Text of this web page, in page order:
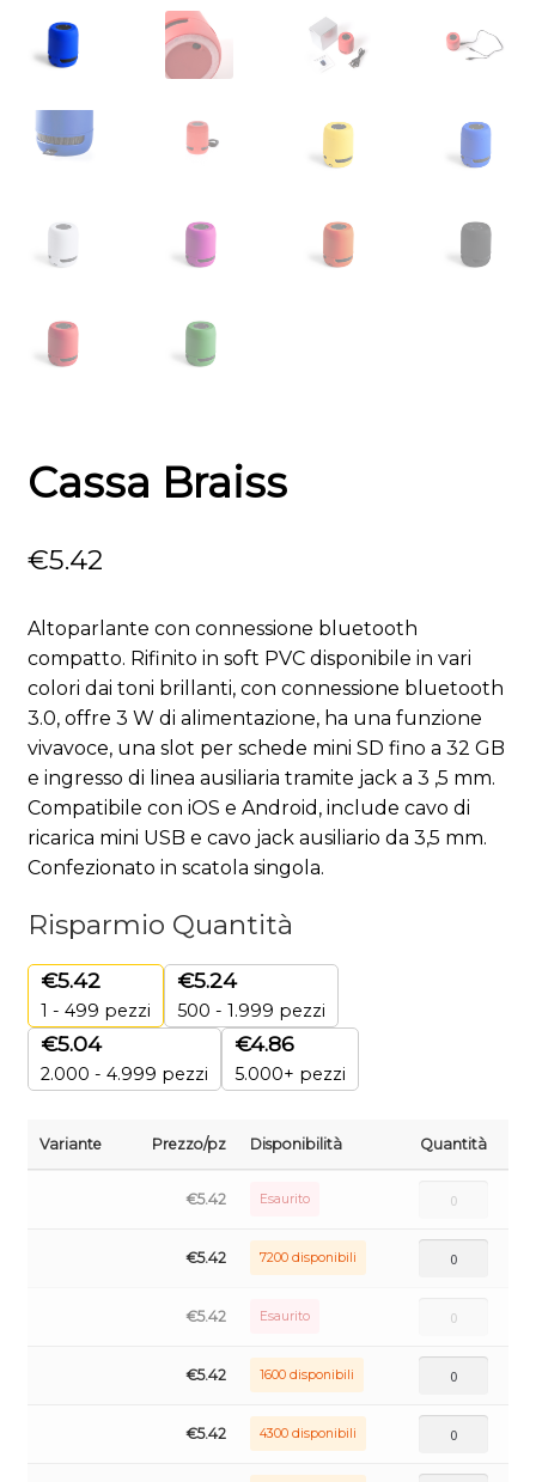
Cassa Braiss
€5.42
Altoparlante con connessione bluetooth
compatto. Rifinito in soft PVC disponibile in vari
colori dai toni brillanti, con connessione bluetooth
3.0, offre 3 W di alimentazione, ha una funzione
vivavoce, una slot per schede mini SD fino a 32 GB
e ingresso di linea ausiliaria tramite jack a 3 ,5 mm.
Compatibile con iOS e Android, include cavo di
ricarica mini USB e cavo jack ausiliario da 3,5 mm.
Confezionato in scatola singola.
Risparmio Quantità
€5.42
1 - 499 pezzi
€5.24
500 - 1.999 pezzi
€5.04
2.000 - 4.999 pezzi
€4.86
5.000+ pezzi
Variante Prezzo/pz Disponibilità Quantità
€5.42 Esaurito
€5.42 7200 disponibili
€5.42 Esaurito
€5.42 1600 disponibili
€5.42 4300 disponibili